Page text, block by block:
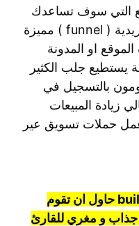
سوف تساعدك
ان تقوم بأنشاء قائمة بريدية ( funnel ) مميزة
او المدونة
يستطيع جلب الكثير
بالتسجيل في
زيادة المبيعات
حملات تسويق عير
عند انشاء funnel علي builderall حاول ان تقوم
و مغري للقارئ